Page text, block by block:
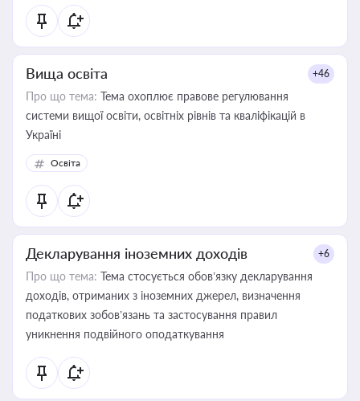
Вища освіта +46
Про що тема: Тема охоплює правове регулювання
системи вищої освіти, освітніх рівнів та кваліфікацій в
Україні
Освіта
Декларування іноземних доходів +6
Про що тема: Тема стосується обов’язку декларування
доходів, отриманих з іноземних джерел, визначення
податкових зобов’язань та застосування правил
уникнення подвійного оподаткування